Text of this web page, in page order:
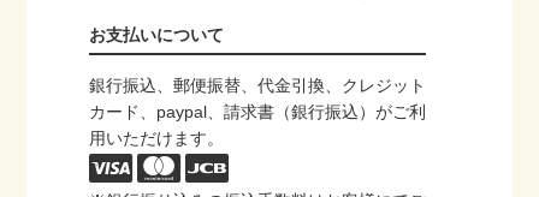
お支払いについて
銀行振込、郵便振替、代金引換、クレジット
カード、paypal、請求書（銀行振込）がご利
用いただけます。